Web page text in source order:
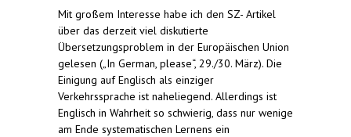
Mit großem Interesse habe ich den SZ- Artikel
über das derzeit viel diskutierte
Übersetzungsproblem in der Europäischen Union
gelesen („In German, please“, 29./30. März). Die
Einigung auf Englisch als einziger
Verkehrssprache ist naheliegend. Allerdings ist
Englisch in Wahrheit so schwierig, dass nur wenige
am Ende systematischen Lernens ein